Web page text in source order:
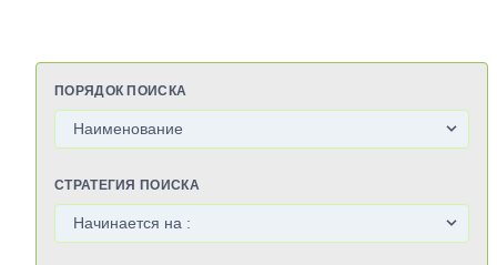
ПОРЯДОК ПОИСКА
СТРАТЕГИЯ ПОИСКА